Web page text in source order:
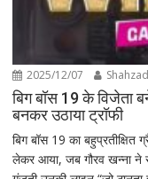
2025/12/07
बिग बॉस 19 के विजेता
बनकर उठाया ट्रॉफी
बिग बॉस 19 का बहुप्रतीक्षित
लेकर आया, जब गौरव खन्ना ने